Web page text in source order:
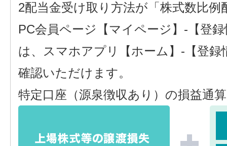
2配当金受け取り方法が「株式数比
PC会員ページ【マイページ】-【登
は、スマホアプリ【ホーム】-【登
確認いただけます。
特定口座（源泉徴収あり）の損益通算